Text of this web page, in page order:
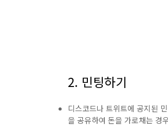
2. 민팅하기
디스코드나 트위트에 공지된
을 공유하여 돈을 가로채는 경